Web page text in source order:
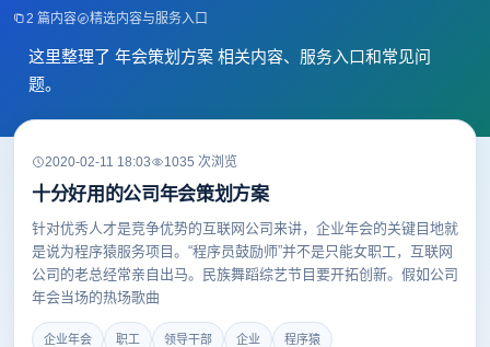
2 篇内容 精选内容与服务入口
这里整理了 年会策划方案 相关内容、服务入口和常见问
题。
2020-02-11 18:03 1035 次浏览
十分好用的公司年会策划方案
针对优秀人才是竞争优势的互联网公司来讲，企业年会的关键目地就
是说为程序猿服务项目。“程序员鼓励师”并不是只能女职工，互联网
公司的老总经常亲自出马。民族舞蹈综艺节目要开拓创新。假如公司
年会当场的热场歌曲
企业年会 职工 领导干部 企业 程序猿